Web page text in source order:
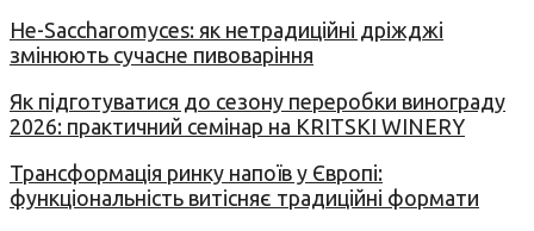
Не-Saccharomyces: як нетрадиційні дріжджі
змінюють сучасне пивоваріння
Як підготуватися до сезону переробки винограду
2026: практичний семінар на KRITSKI WINERY
Трансформація ринку напоїв у Європі:
функціональність витісняє традиційні формати